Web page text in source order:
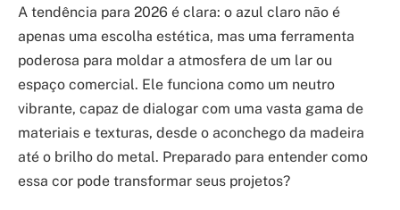
A tendência para 2026 é clara: o azul claro não é
apenas uma escolha estética, mas uma ferramenta
poderosa para moldar a atmosfera de um lar ou
espaço comercial. Ele funciona como um neutro
vibrante, capaz de dialogar com uma vasta gama de
materiais e texturas, desde o aconchego da madeira
até o brilho do metal. Preparado para entender como
essa cor pode transformar seus projetos?